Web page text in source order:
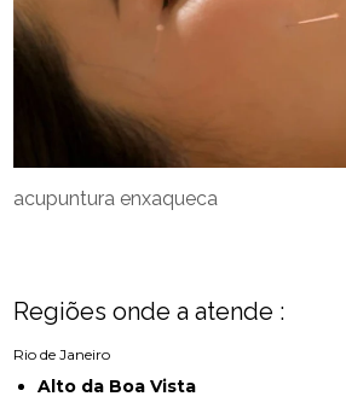
acupuntura enxaqueca
Regiões onde a atende :
Rio de Janeiro
Alto da Boa Vista